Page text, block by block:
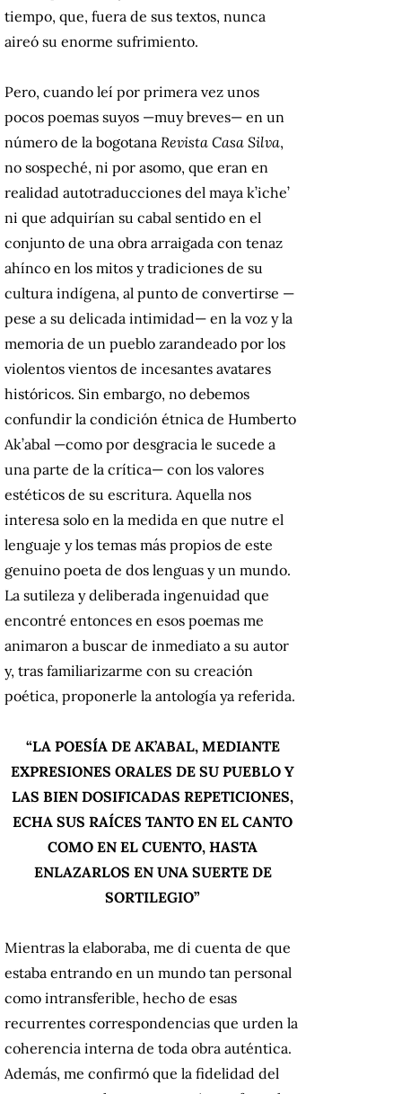
tiempo, que, fuera de sus textos, nunca
aireó su enorme sufrimiento.
Pero, cuando leí por primera vez unos
pocos poemas suyos —muy breves— en un
número de la bogotana Revista Casa Silva,
no sospeché, ni por asomo, que eran en
realidad autotraducciones del maya k’iche’
ni que adquirían su cabal sentido en el
conjunto de una obra arraigada con tenaz
ahínco en los mitos y tradiciones de su
cultura indígena, al punto de convertirse —
pese a su delicada intimidad— en la voz y la
memoria de un pueblo zarandeado por los
violentos vientos de incesantes avatares
históricos. Sin embargo, no debemos
confundir la condición étnica de Humberto
Ak’abal —como por desgracia le sucede a
una parte de la crítica— con los valores
estéticos de su escritura. Aquella nos
interesa solo en la medida en que nutre el
lenguaje y los temas más propios de este
genuino poeta de dos lenguas y un mundo.
La sutileza y deliberada ingenuidad que
encontré entonces en esos poemas me
animaron a buscar de inmediato a su autor
y, tras familiarizarme con su creación
poética, proponerle la antología ya referida.
“LA POESÍA DE AK’ABAL, MEDIANTE
EXPRESIONES ORALES DE SU PUEBLO Y
LAS BIEN DOSIFICADAS REPETICIONES,
ECHA SUS RAÍCES TANTO EN EL CANTO
COMO EN EL CUENTO, HASTA
ENLAZARLOS EN UNA SUERTE DE
SORTILEGIO”
Mientras la elaboraba, me di cuenta de que
estaba entrando en un mundo tan personal
como intransferible, hecho de esas
recurrentes correspondencias que urden la
coherencia interna de toda obra auténtica.
Además, me confirmó que la fidelidad del